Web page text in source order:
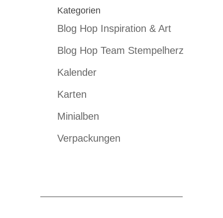
Kategorien
Blog Hop Inspiration & Art
Blog Hop Team Stempelherz
Kalender
Karten
Minialben
Verpackungen